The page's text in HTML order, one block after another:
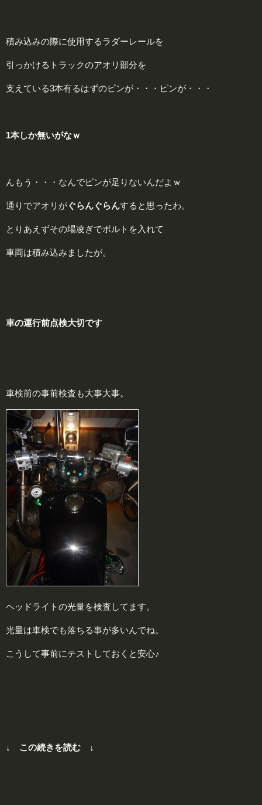
積み込みの際に使用するラダーレールを
引っかけるトラックのアオリ部分を
支えている3本有るはずのピンが・・・ピンが・・・
1本しか無いがなｗ
んもう・・・なんでピンが足りないんだよｗ
通りでアオリがぐらんぐらんすると思ったわ。
とりあえずその場凌ぎでボルトを入れて
車両は積み込みましたが。
車の運行前点検大切です
車検前の事前検査も大事大事。
ヘッドライトの光量を検査してます。
光量は車検でも落ちる事が多いんでね。
こうして事前にテストしておくと安心♪
↓ この続きを読む ↓